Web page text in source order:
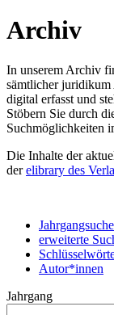
Archiv
In unserem Archiv
sämtlicher juridikum
digital erfasst und
Stöbern Sie durch
Suchmöglichkeiten
Die Inhalte der
derelibrary des
Jahrgangsuche
erweiterte
Autor*innen
Jahrgang